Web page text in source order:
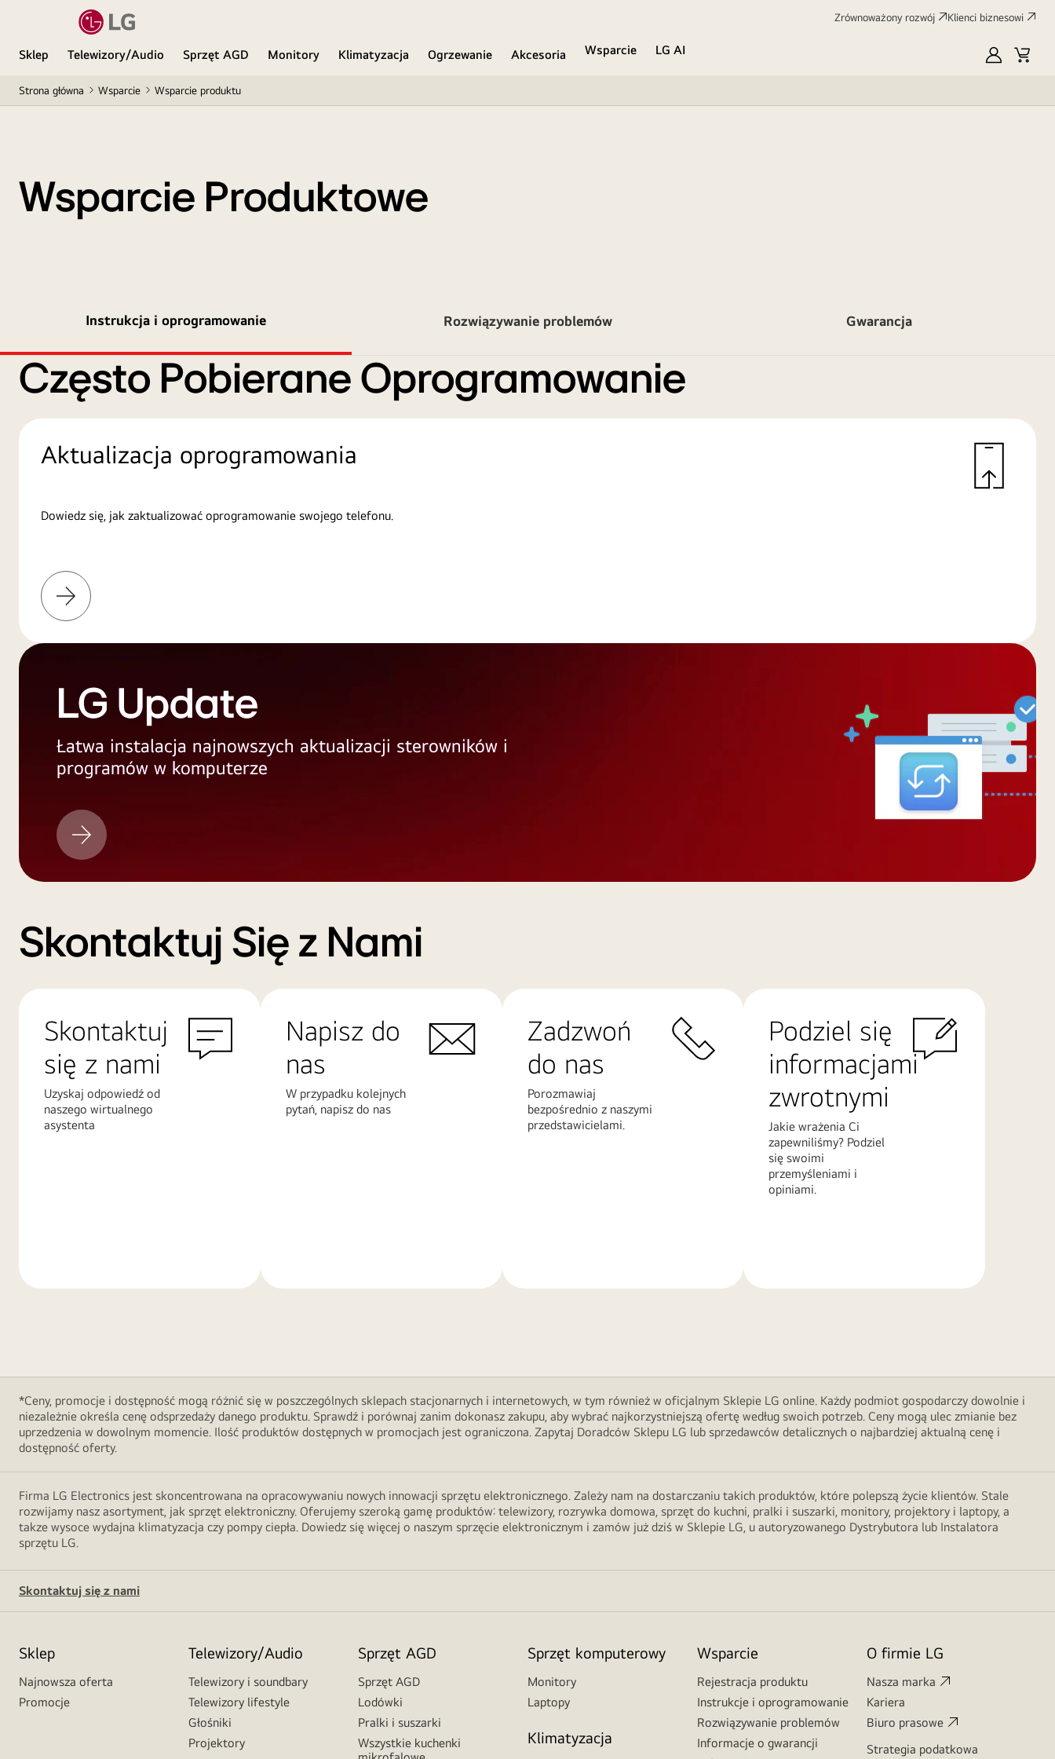
Zrównoważony rozwój Klienci biznesowi
Sklep Telewizory/Audio Sprzęt AGD Monitory Klimatyzacja Ogrzewanie Akcesoria Wsparcie
LG AI
MyLG
Strona główna Wsparcie Wsparcie produktu
Wsparcie Produktowe
Instrukcja i oprogramowanie Rozwiązywanie problemów Gwarancja
Często Pobierane Oprogramowanie
Aktualizacja oprogramowania
Dowiedz się, jak zaktualizować oprogramowanie swojego telefonu.
Więcej
informacji
LG Update
Łatwa instalacja najnowszych aktualizacji sterowników i
programów w komputerze
LG
Update
Skontaktuj Się z Nami
Skontaktuj
się z nami
Uzyskaj odpowiedź od
naszego wirtualnego
asystenta
Napisz do
nas
W przypadku kolejnych
pytań, napisz do nas
Zadzwoń
do nas
Porozmawiaj
bezpośrednio z naszymi
przedstawicielami.
Podziel się
informacjami
zwrotnymi
Jakie wrażenia Ci
zapewniliśmy? Podziel
się swoimi
przemyśleniami i
opiniami.
*Ceny, promocje i dostępność mogą różnić się w poszczególnych sklepach stacjonarnych i internetowych, w tym również w oficjalnym Sklepie LG online. Każdy podmiot gospodarczy dowolnie i
niezależnie określa cenę odsprzedaży danego produktu. Sprawdź i porównaj zanim dokonasz zakupu, aby wybrać najkorzystniejszą ofertę według swoich potrzeb. Ceny mogą ulec zmianie bez
uprzedzenia w dowolnym momencie. Ilość produktów dostępnych w promocjach jest ograniczona. Zapytaj Doradców Sklepu LG lub sprzedawców detalicznych o najbardziej aktualną cenę i
dostępność oferty.
Firma LG Electronics jest skoncentrowana na opracowywaniu nowych innowacji sprzętu elektronicznego. Zależy nam na dostarczaniu takich produktów, które polepszą życie klientów. Stale
rozwijamy nasz asortyment, jak sprzęt elektroniczny. Oferujemy szeroką gamę produktów: telewizory, rozrywka domowa, sprzęt do kuchni, pralki i suszarki, monitory, projektory i laptopy, a
takze wysoce wydajna klimatyzacja czy pompy ciepła. Dowiedz się więcej o naszym sprzęcie elektronicznym i zamów już dziś w Sklepie LG, u autoryzowanego Dystrybutora lub Instalatora
sprzętu LG.
Skontaktuj się z nami
Sklep
Najnowsza oferta
Promocje
Telewizory/Audio
Telewizory i soundbary
Telewizory lifestyle
Głośniki
Projektory
Sprzęt AGD
Sprzęt AGD
Lodówki
Pralki i suszarki
Wszystkie kuchenki
Sprzęt komputerowy
Monitory
Laptopy
Klimatyzacja
Wsparcie
Rejestracja produktu
Instrukcje i oprogramowanie
Rozwiązywanie problemów
Informacje o gwarancji
O firmie LG
Nasza marka
Kariera
Biuro prasowe
Strategia podatkowa